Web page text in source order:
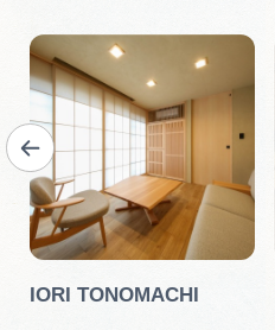
IORI TONOMACHI